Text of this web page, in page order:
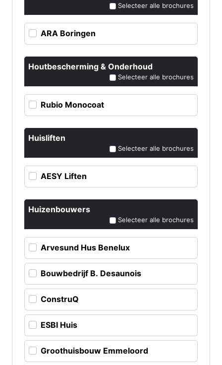
Selecteer alle brochures
ARA Boringen
Houtbescherming & Onderhoud
Selecteer alle brochures
Rubio Monocoat
Huisliften
Selecteer alle brochures
AESY Liften
Huizenbouwers
Selecteer alle brochures
Arvesund Hus Benelux
Bouwbedrijf B. Desaunois
ConstruQ
ESBI Huis
Groothuisbouw Emmeloord